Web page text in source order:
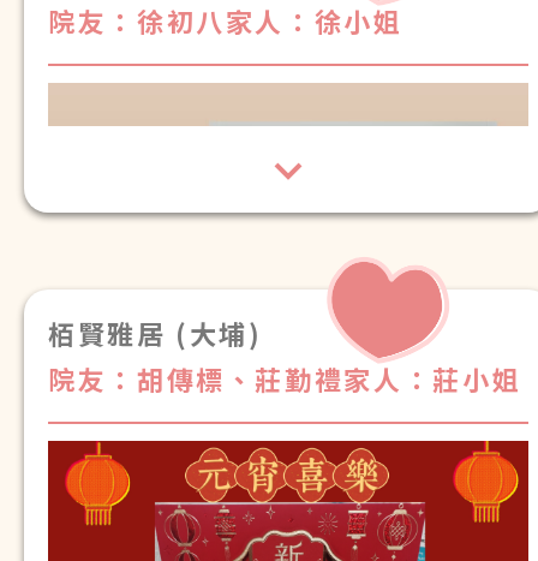
院友：徐初八家人：徐小姐
栢賢雅居 (大埔)
院友：胡傳標、莊勤禮家人：莊小姐